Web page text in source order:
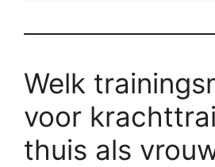
Welk
voor
thuis als